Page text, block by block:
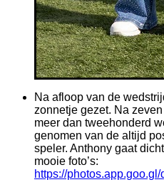
Na afloop van de
zonnetje gezet. Na
meer dan tweehonderd
genomen van de altijd
speler. Anthony gaat
mooie foto’s:
https://